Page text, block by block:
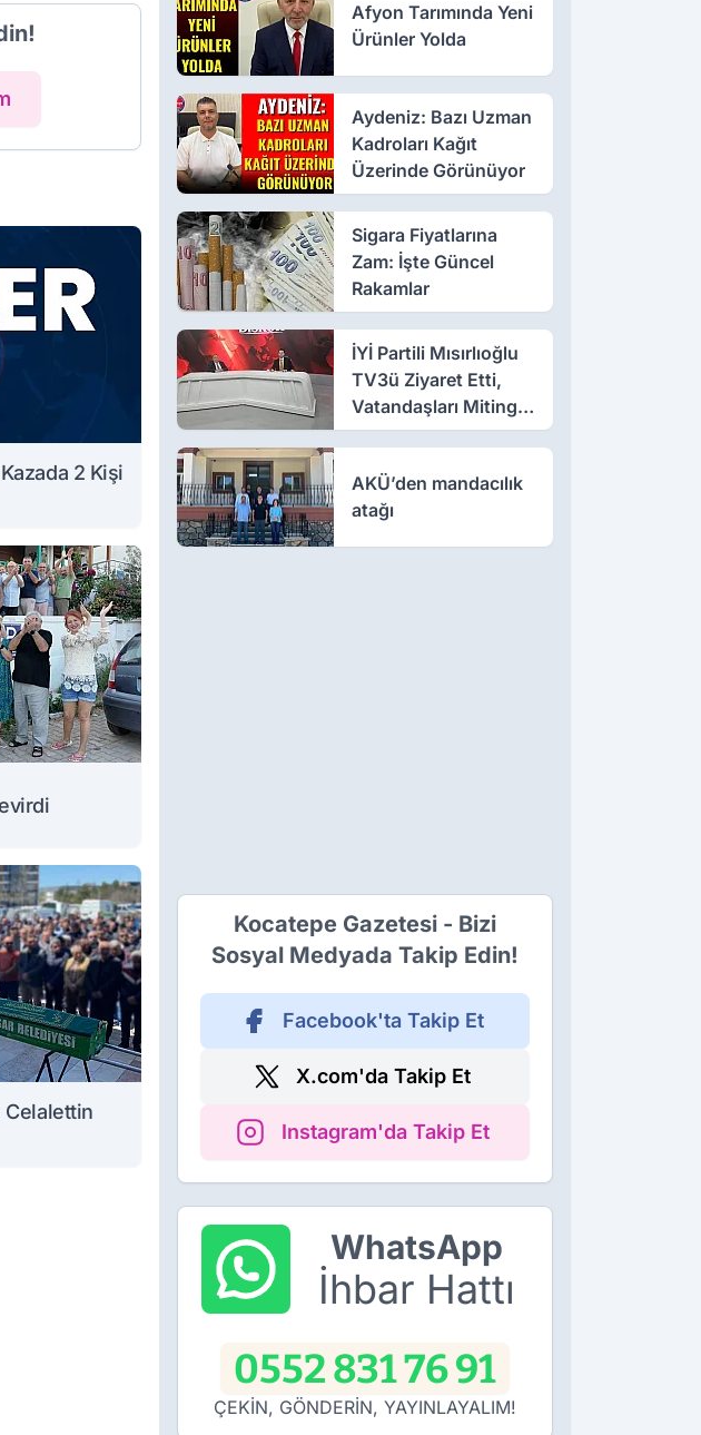
2 Kişi
Celalettin
Afyon Tarımında Yeni
Ürünler Yolda
Aydeniz: Bazı Uzman
Kadroları Kağıt
Üzerinde Görünüyor
Sigara Fiyatlarına
Zam: İşte Güncel
Rakamlar
İYİ Partili Mısırlıoğlu
TV3ü Ziyaret Etti,
Vatandaşları Mitinge
Davet Etti
AKÜ’den mandacılık
atağı
Kocatepe Gazetesi - Bizi
Sosyal Medyada Takip Edin!
Facebook'ta Takip Et
X.com'da Takip Et
Instagram'da Takip Et
WhatsApp
İhbar Hattı
0552 831 76 91
ÇEKİN, GÖNDERİN, YAYINLAYALIM!